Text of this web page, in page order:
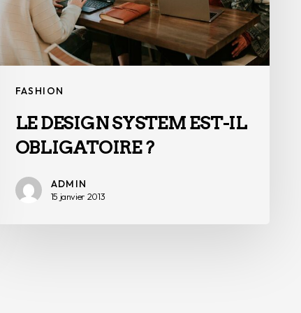
FASHION
LE DESIGN SYSTEM EST-IL
OBLIGATOIRE ?
ADMIN
15 janvier 2013